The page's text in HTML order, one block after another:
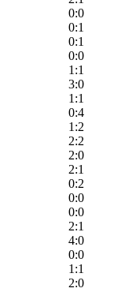
0:0
0:1
0:1
0:0
1:1
3:0
1:1
0:4
1:2
2:2
2:0
2:1
0:2
0:0
0:0
2:1
4:0
0:0
1:1
2:0